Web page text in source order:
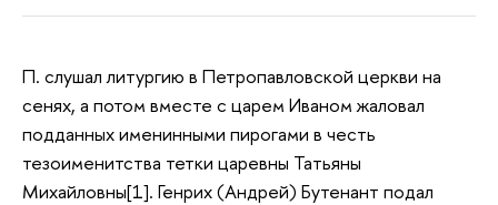
П. слушал литургию в Петропавловской церкви на
сенях, а потом вместе с царем Иваном жаловал
подданных именинными пирогами в честь
тезоименитства тетки царевны Татьяны
Михайловны[1]. Генрих (Андрей) Бутенант подал